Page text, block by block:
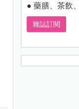
● 藥膳、茶飲
雜誌訂閱